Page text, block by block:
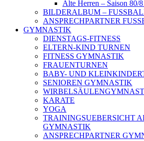
Alte Herren – Saison 80/
BILDERALBUM –
ANSPRECHPARTNER
GYMNASTIK
DIENSTAGS-FITNESS
ELTERN-KIND TURNEN
FITNESS GYMNASTIK
FRAUENTURNEN
BABY- UND
SENIOREN GYMNASTIK
KARATE
YOGA
TRAININGSUEBERSICHT
GYMNASTIK
ANSPRECHPARTNER